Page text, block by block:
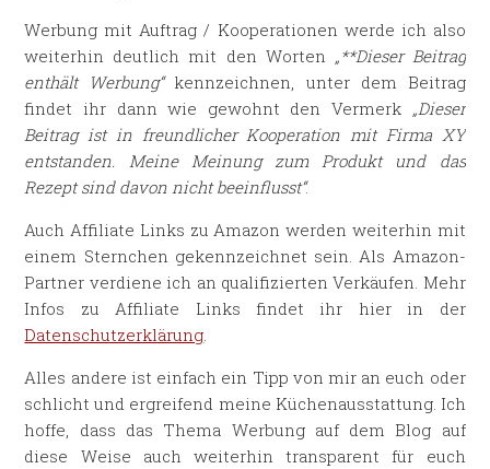
Werbung mit Auftrag / Kooperationen werde ich also
weiterhin deutlich mit den Worten „**Dieser Beitrag
enthält Werbung“kennzeichnen, unter dem Beitrag
findet ihr dann wie gewohnt den Vermerk „Dieser
Beitrag ist in freundlicher Kooperation mit Firma XY
entstanden. Meine Meinung zum Produkt und das
Rezept sind davon nicht beeinflusst“.
Auch Affiliate Links zu Amazon werden weiterhin mit
einem Sternchen gekennzeichnet sein. Als Amazon-
Partner verdiene ich an qualifizierten Verkäufen. Mehr
Infos zu Affiliate Links findet ihr hier in der
Datenschutzerklärung.
Alles andere ist einfach ein Tipp von mir an euch oder
schlicht und ergreifend meine Küchenausstattung. Ich
hoffe, dass das Thema Werbung auf dem Blog auf
diese Weise auch weiterhin transparent für euch